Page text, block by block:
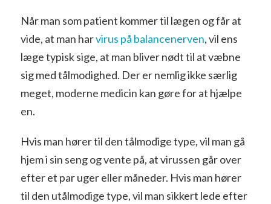
Når man som patient kommer til lægen og får at
vide, at man harvirus på balancenerven, vil ens
læge typisk sige, at man bliver nødt til at væbne
sig med tålmodighed. Der er nemlig ikke særlig
meget, moderne medicin kan gøre for at hjælpe
en.
Hvis man hører til den tålmodige type, vil man gå
hjem i sin seng og vente på, at virussen går over
efter et par uger eller måneder. Hvis man hører
til den utålmodige type, vil man sikkert lede efter